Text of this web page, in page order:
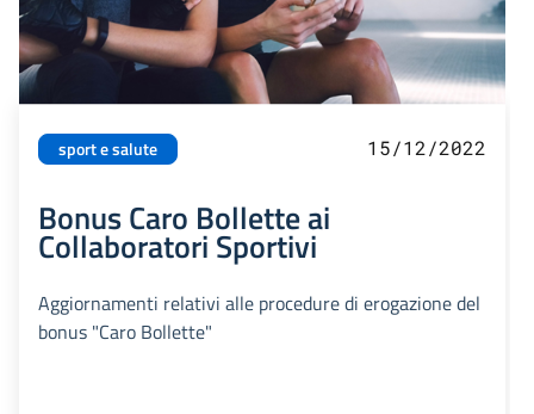
sport e salute 15/12/2022
Bonus Caro Bollette ai
Collaboratori Sportivi
Aggiornamenti relativi alle procedure di erogazione del
bonus "Caro Bollette"